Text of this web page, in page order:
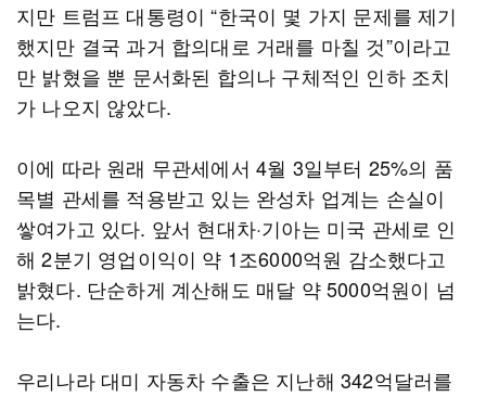
지만 트럼프 대통령이 “한국이 몇 가지 문제를 제기
했지만 결국 과거 합의대로 거래를 마칠 것”이라고
만 밝혔을 뿐 문서화된 합의나 구체적인 인하 조치
가 나오지 않았다.
이에 따라 원래 무관세에서 4월 3일부터 25%의 품
목별 관세를 적용받고 있는 완성차 업계는 손실이
쌓여가고 있다. 앞서 현대차·기아는 미국 관세로 인
해 2분기 영업이익이 약 1조6000억원 감소했다고
밝혔다. 단순하게 계산해도 매달 약 5000억원이 넘
는다.
우리나라 대미 자동차 수출은 지난해 342억달러를